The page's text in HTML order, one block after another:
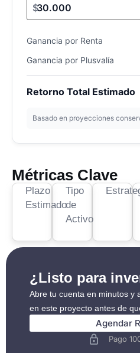
$
Ganancia por Renta
Ganancia por Plusvalía
Retorno Total Estimado
Basado en proyecciones
Métricas Clave
Plazo
Estimado
Tipo
de
Activo
¿Listo para
Abre tu cuenta en minutos y
en este proyecto antes de
Agendar
Pago